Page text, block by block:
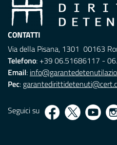
CONTATTI
Via della Pisana, 1301 00163
Telefono: +39 06.51686117 -
Email:
Pec:
Seguici su